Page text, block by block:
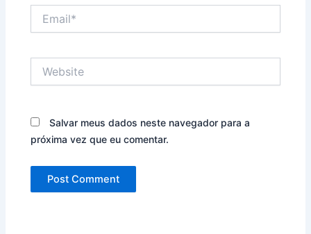
Salvar meus dados neste navegador para a
próxima vez que eu comentar.